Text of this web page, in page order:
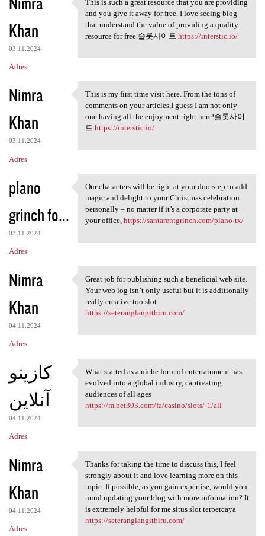
Khan
03.11.2024
Adres
This is such a great resource
This is such a great resource that you are providing
and you give it away for free. I love seeing blog
that understand the value of providing a quality
resource for free.슬롯사이트 https://interstic.io/
Nimra
Khan
03.11.2024
Adres
This is my first time visit
This is my first time visit here. From the tons of
comments on your articles,I guess I am not only
one having all the enjoyment right here!슬롯사이
트 https://interstic.io/
plano
grinch fo...
03.11.2024
Adres
Our characters will be right
Our characters will be right at your doorstep to add
magic and delight to your Christmas celebration
personally – no matter if it’s a corporate party at
your office, https://santarentgrinch.com/plano-tx/
Nimra
Khan
04.11.2024
Adres
Great job for publishing such
Great job for publishing such a beneficial web site.
Your web log isn’t only useful but it is additionally
really creative too.slot
https://seteranglangitbiru.com/
کازینو
آنلاین
04.11.2024
Adres
What started as a niche form
What started as a niche form of entertainment has
evolved into a global industry, captivating
audiences of all ages
https://m.bet303.com/fa/casino/slots/-1/all
Nimra
Khan
04.11.2024
Adres
Thanks for taking the time to
Thanks for taking the time to discuss this, I feel
strongly about it and love learning more on this
topic. If possible, as you gain expertise, would you
mind updating your blog with more information? It
is extremely helpful for me.situs slot terpercaya
https://seteranglangitbiru.com/